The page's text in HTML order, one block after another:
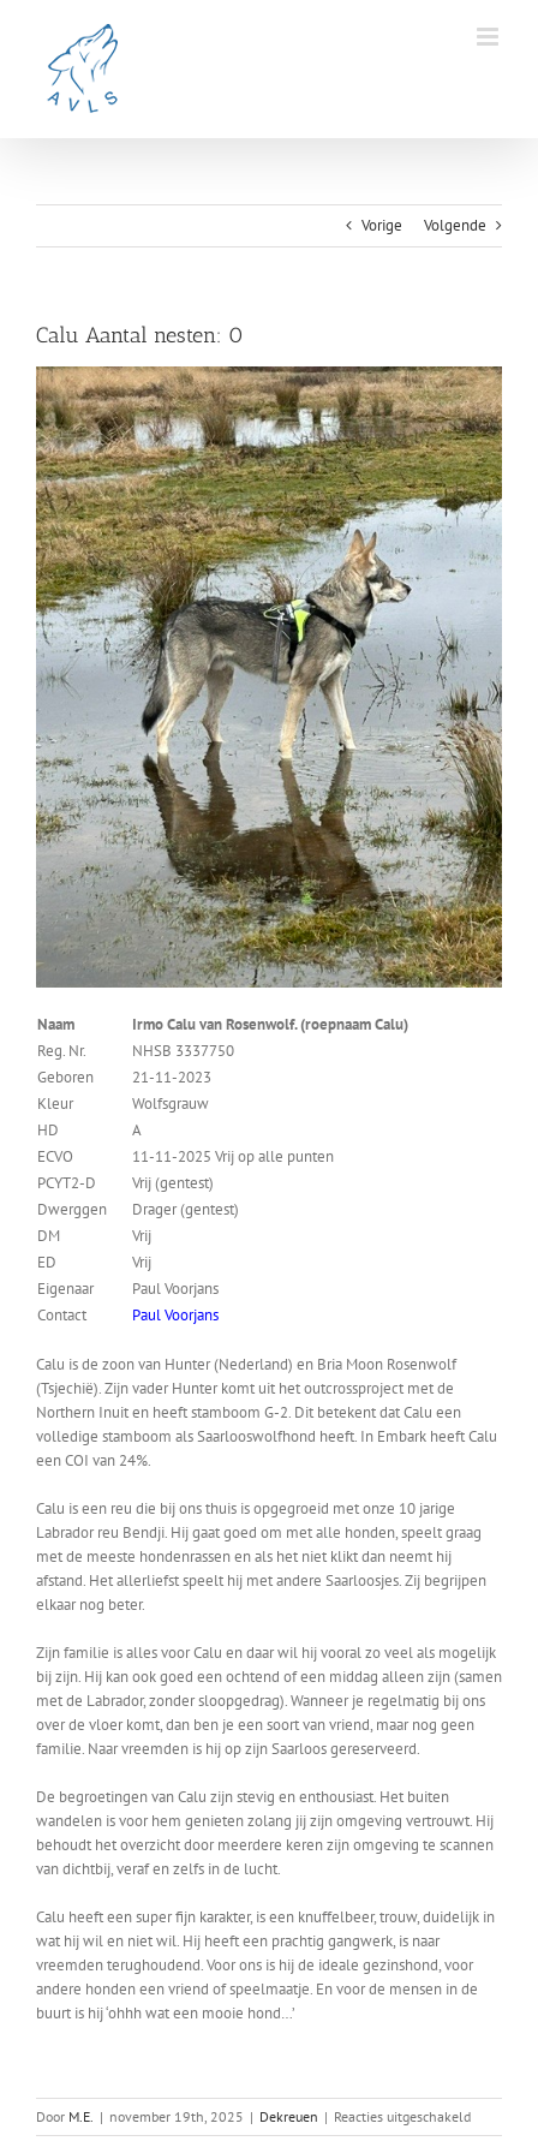
Vorige Volgende
Calu Aantal nesten: 0
Naam
Irmo Calu van Rosenwolf. (roepnaam Calu)
Reg. Nr.
NHSB 3337750
Geboren
21-11-2023
Kleur
Wolfsgrauw
HD
A
ECVO
11-11-2025 Vrij op alle punten
PCYT2-D
Vrij (gentest)
Dwerggen
Drager (gentest)
DM
Vrij
ED
Vrij
Eigenaar
Paul Voorjans
Contact
Paul Voorjans
Calu is de zoon van Hunter (Nederland) en Bria Moon Rosenwolf
(Tsjechië). Zijn vader Hunter komt uit het outcrossproject met de
Northern Inuit en heeft stamboom G-2. Dit betekent dat Calu een
volledige stamboom als Saarlooswolfhond heeft. In Embark heeft Calu
een COI van 24%.
Calu is een reu die bij ons thuis is opgegroeid met onze 10 jarige
Labrador reu Bendji. Hij gaat goed om met alle honden, speelt graag
met de meeste hondenrassen en als het niet klikt dan neemt hij
afstand. Het allerliefst speelt hij met andere Saarloosjes. Zij begrijpen
elkaar nog beter.
Zijn familie is alles voor Calu en daar wil hij vooral zo veel als mogelijk
bij zijn. Hij kan ook goed een ochtend of een middag alleen zijn (samen
met de Labrador, zonder sloopgedrag). Wanneer je regelmatig bij ons
over de vloer komt, dan ben je een soort van vriend, maar nog geen
familie. Naar vreemden is hij op zijn Saarloos gereserveerd.
De begroetingen van Calu zijn stevig en enthousiast. Het buiten
wandelen is voor hem genieten zolang jij zijn omgeving vertrouwt. Hij
behoudt het overzicht door meerdere keren zijn omgeving te scannen
van dichtbij, veraf en zelfs in de lucht.
Calu heeft een super fijn karakter, is een knuffelbeer, trouw, duidelijk in
wat hij wil en niet wil. Hij heeft een prachtig gangwerk, is naar
vreemden terughoudend. Voor ons is hij de ideale gezinshond, voor
andere honden een vriend of speelmaatje. En voor de mensen in de
buurt is hij ‘ohhh wat een mooie hond…’
Door M.E. | november 19th, 2025 | Dekreuen | Reacties uitgeschakeldvoor
Calu